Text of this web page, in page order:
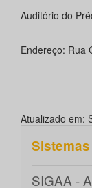
Auditório do
Endereço: Rua
Atualizado em:
SIGAA -